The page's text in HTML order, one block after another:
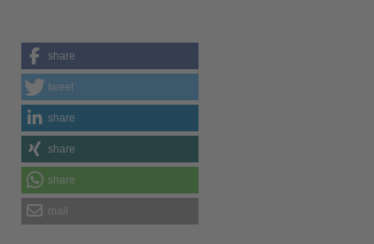
share
tweet
share
share
share
mail